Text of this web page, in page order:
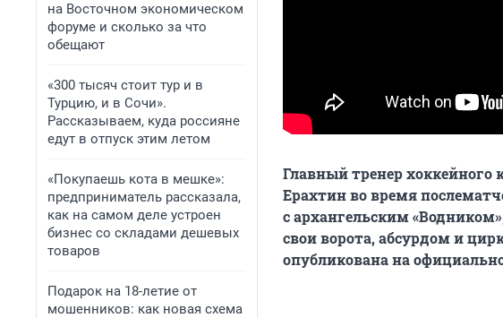
на Восточном экономическом
форуме и сколько за что
обещают
«300 тысяч стоит тур и в
Турцию, и в Сочи».
Рассказываем, куда россияне
едут в отпуск этим летом
«Покупаешь кота в мешке»:
предприниматель рассказала,
как на самом деле устроен
бизнес со складами дешевых
товаров
Подарок на 18-летие от
мошенников: как новая схема
Главный тренер хоккейного
Ерахтин во время
с архангельским
свои ворота, абсурдом и
опубликована на